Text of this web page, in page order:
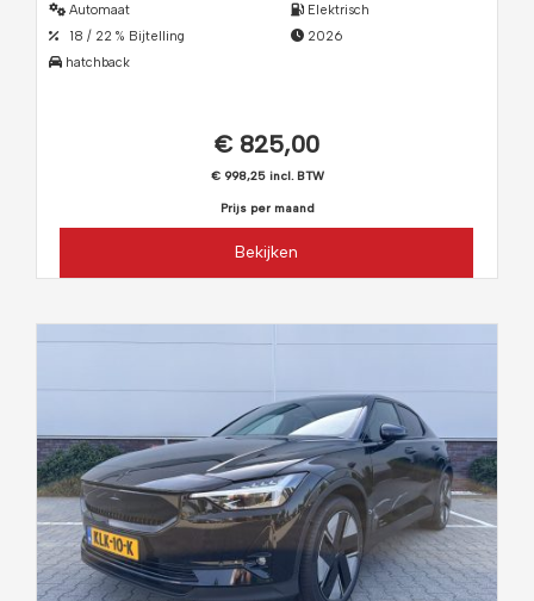
Automaat
18 / 22 % Bijtelling
hatchback
Elektrisch
2026
€ 825,00
€ 998,25 incl. BTW
Prijs per maand
Bekijken